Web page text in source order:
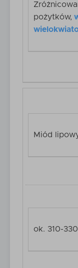
pożytków,
Miód
ok. 310-330